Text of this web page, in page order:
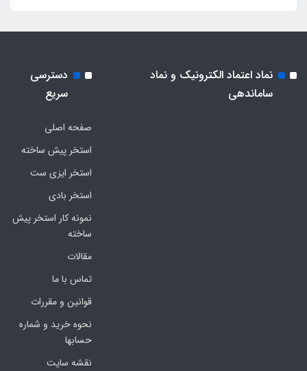
نماد اعتماد الکترونیک و نماد
ساماندهی
دسترسی
سریع
صفحه اصلی
استخر پیش ساخته
استخر ایزی ست
استخر بادی
نمونه کار استخر پیش
ساخته
مقالات
تماس با ما
قوانین و مقررات
نحوه خرید و شماره
حسابها
نقشه سایت